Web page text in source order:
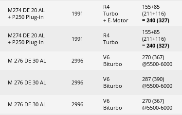
M274 DE 20 AL
+ P250 Plug-in
1991
R4
Turbo
+ E-Motor
155+85
(211+116)
= 240 (327)
M274 DE 20 AL
+ P250 Plug-in
1991
R4
Turbo
155+85
(211+116)
= 240 (327)
M 276 DE 30 AL 2996
V6
Biturbo
270 (367)
@5500-6000
M 276 DE 30 AL 2996
V6
Biturbo
287 (390)
@5500-6000
M 276 DE 30 AL 2996
V6
Biturbo
270 (367)
@5500-6000